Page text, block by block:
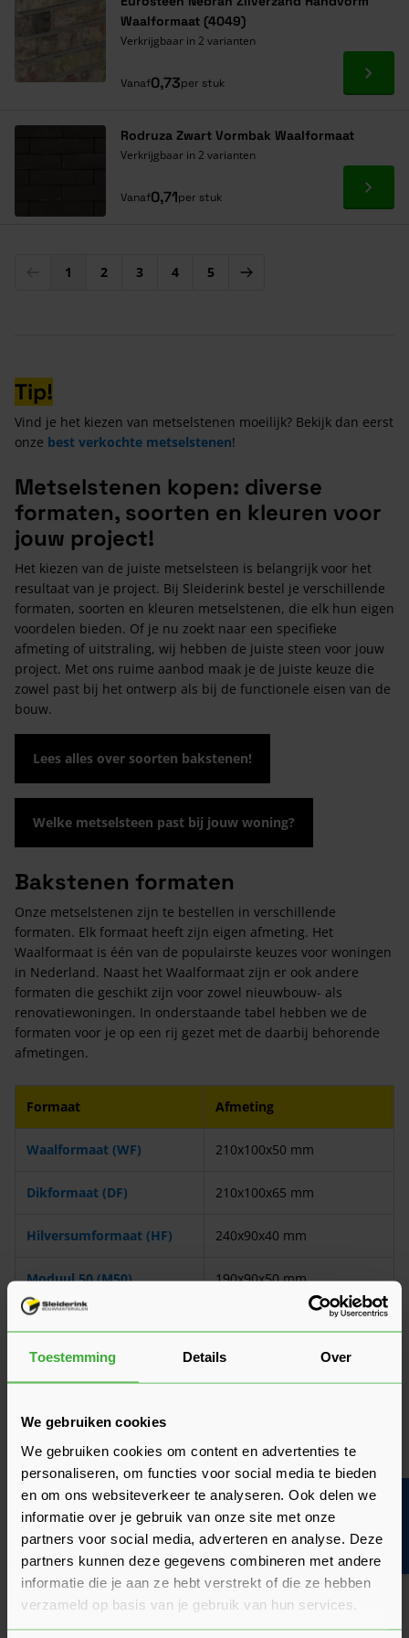
Toestemming Details Over
We gebruiken cookies
We gebruiken cookies om content en advertenties te
personaliseren, om functies voor social media te bieden
en om ons websiteverkeer te analyseren. Ook delen we
informatie over je gebruik van onze site met onze
partners voor social media, adverteren en analyse. Deze
partners kunnen deze gegevens combineren met andere
informatie die je aan ze hebt verstrekt of die ze hebben
verzameld op basis van je gebruik van hun services.
Waalformaat (4049)
Verkrijgbaar in 2 varianten
Vanaf0,73per stuk Ga
Rodruza Zwart Vormbak Waalformaat
Verkrijgbaar in 2 varianten
Vanaf0,71per stuk Ga
U lees momenteel pagina
1 Pagina
2 Pagina
3 Pagina
4 Pagina
5
Tip!
Vind je het kiezen van metselstenen moeilijk? Bekijk dan eerst
onze best verkochte metselstenen!
Metselstenen kopen: diverse
formaten, soorten en kleuren voor
jouw project!
Het kiezen van de juiste metselsteen is belangrijk voor het
resultaat van je project. Bij Sleiderink bestel je verschillende
formaten, soorten en kleuren metselstenen, die elk hun eigen
voordelen bieden. Of je nu zoekt naar een specifieke
afmeting of uitstraling, wij hebben de juiste steen voor jouw
project. Met ons ruime aanbod maak je de juiste keuze die
zowel past bij het ontwerp als bij de functionele eisen van de
bouw.
Lees alles over soorten bakstenen!
Welke metselsteen past bij jouw woning?
Bakstenen formaten
Onze metselstenen zijn te bestellen in verschillende
formaten. Elk formaat heeft zijn eigen afmeting. Het
Waalformaat is één van de populairste keuzes voor woningen
in Nederland. Naast het Waalformaat zijn er ook andere
formaten die geschikt zijn voor zowel nieuwbouw- als
renovatiewoningen. In onderstaande tabel hebben we de
formaten voor je op een rij gezet met de daarbij behorende
afmetingen.
Formaat Afmeting
Waalformaat (WF) 210x100x50 mm
Dikformaat (DF) 210x100x65 mm
Hilversumformaat (HF) 240x90x40 mm
Moduul 50 (M50)
190x90x50 mm
Wil je precies weten hoeveel metselstenen er op een
vierkante meter passen? Lees dan onze kennisbank!
Lees: metselverbanden
Soorten metselstenen
Naast de verschillende formaten hebben we ook diverse
soorten metselstenen. Het type steen wordt bepaald door de
manier waarop het wordt gebakken en gevormd. Bestel
bijvoorbeeld de volgende soorten in onderstaande tabel, die
elk een uniek karakter aan je woning geven.